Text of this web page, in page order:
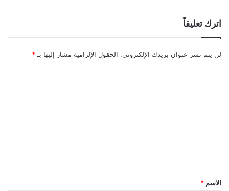
اترك تعليقاً
لن يتم نشر عنوان بريدك الإلكتروني. الحقول الإلزامية مشار إليها بـ *
*
الاسم *